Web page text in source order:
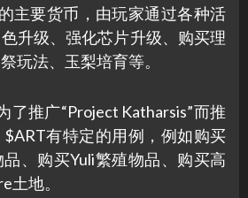
主要货币，由玩家通过各种活
升级、强化芯片升级、购买理
玩法、玉梨培育等。
了推广“Project Katharsis”而推
有特定的用例，例如购买
、购买Yuli繁殖物品、购买高
土地。